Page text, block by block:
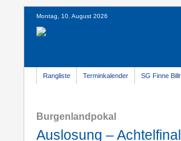
Montag, 10. August 2026
Rangliste Terminkalender SG Finne
Burgenlandpokal
Auslosung –